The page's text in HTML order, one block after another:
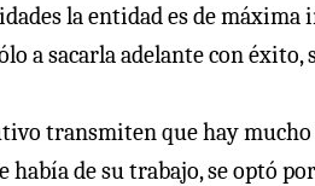
la entidad es de
a sacarla adelante con
transmiten que hay
había de su trabajo, se optó